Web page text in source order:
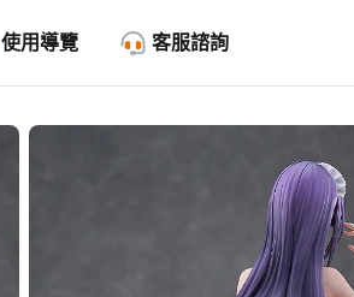
使用導覽 客服諮詢